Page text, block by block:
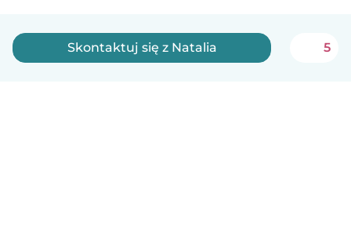
Skontaktuj się z Natalia 5